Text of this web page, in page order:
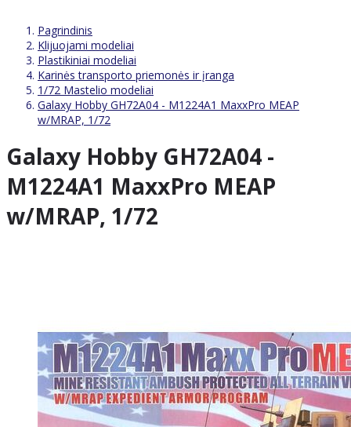
Pagrindinis
Klijuojami modeliai
Plastikiniai modeliai
Karinės transporto priemonės ir įranga
1/72 Mastelio modeliai
Galaxy Hobby GH72A04 - M1224A1 MaxxPro MEAP
w/MRAP, 1/72
Galaxy Hobby GH72A04 -
M1224A1 MaxxPro MEAP
w/MRAP, 1/72